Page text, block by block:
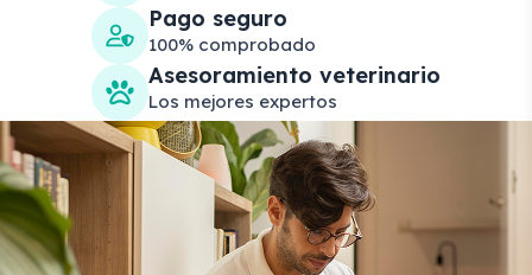
Pago seguro
100% comprobado
Asesoramiento veterinario
Los mejores expertos